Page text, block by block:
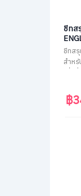
ชีทส
ชีทส
สำห
ฐาน
฿